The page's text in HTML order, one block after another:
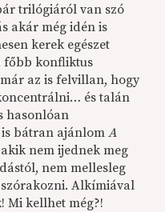
trilógiáról van szó
akár még idén is
kerek egészet
főbb konfliktus
az is felvillan, hogy
és talán
hasonlóan
bátran ajánlomA
nem ijednek meg
nem mellesleg
Alkímiával
Mi kellhet még?!